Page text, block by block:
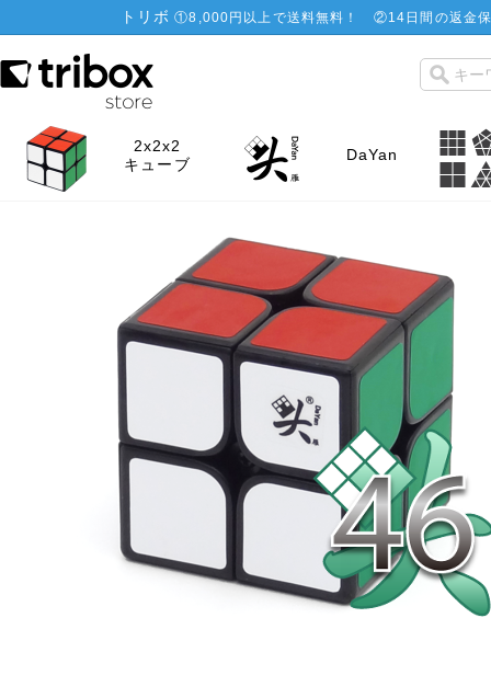
トリボ ①8,000円以上で送料無料！ ②14日間の返金
2x2x2
キューブ
DaYan